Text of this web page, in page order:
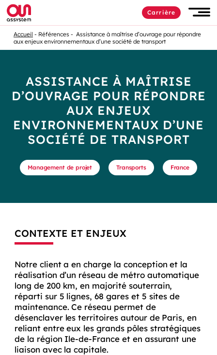
Carrière
Accueil Références
Assistance à maîtrise d’ouvrage pour répondre
aux enjeux environnementaux d’une société de transport
ASSISTANCE À MAÎTRISE
D’OUVRAGE POUR RÉPONDRE
AUX ENJEUX
ENVIRONNEMENTAUX D’UNE
SOCIÉTÉ DE TRANSPORT
Management de projet Transports France
CONTEXTE ET ENJEUX
Notre client a en charge la conception et la
réalisation d’un réseau de métro automatique
long de 200 km, en majorité souterrain,
réparti sur 5 lignes, 68 gares et 5 sites de
maintenance. Ce réseau permet de
désenclaver les territoires autour de Paris, en
reliant entre eux les grands pôles stratégiques
de la région Ile-de-France et en assurant une
liaison avec la capitale.